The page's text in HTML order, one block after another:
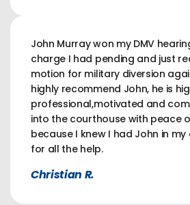
John Murray won my DMV
charge I had pending and just
motion for military diversion
highly recommend John, he is
professional,motivated and
into the courthouse with peace
because I knew I had John in my
for all the help.
Christian R.